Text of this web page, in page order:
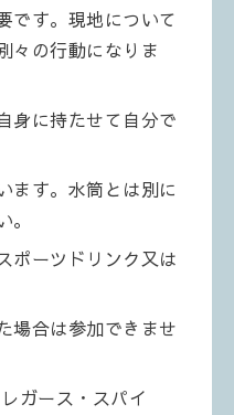
です。現地について
々の行動になりま
身に持たせて自分で
ます。水筒とは別に
ポーツドリンク又は
場合は参加できませ
ガース・スパイ